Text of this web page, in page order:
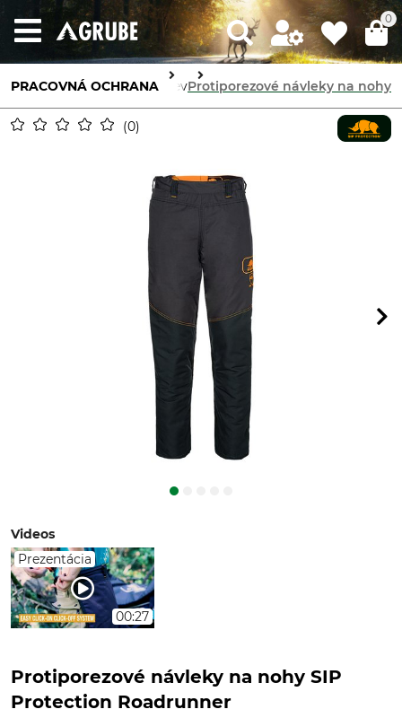
0
PRACOVNÁ OCHRANA
telaProtiporezový odevProtiporezové návleky na nohy
0
Videos
Prezentácia
00:27
Protiporezové návleky na nohy SIP
Protection Roadrunner